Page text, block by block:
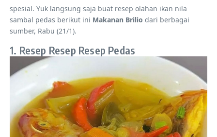
spesial. Yuk langsung saja buat resep olahan ikan nila
sambal pedas berikut ini Makanan Brilio dari berbagai
sumber, Rabu (21/1).
1. Resep Resep Resep Pedas